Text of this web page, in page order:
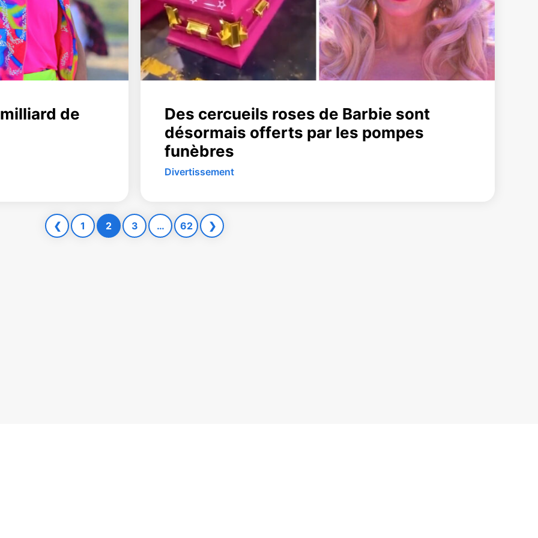
de
Des cercueils roses de Barbie sont
désormais offerts par les pompes
funèbres
Divertissement
❮ 1 2 3 … 62 ❯